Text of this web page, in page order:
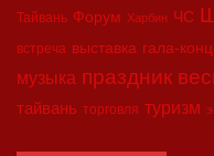
Тайвань Форум Харбин ЧС
встреча выставка гала-
музыка праздник
тайвань торговля туризм